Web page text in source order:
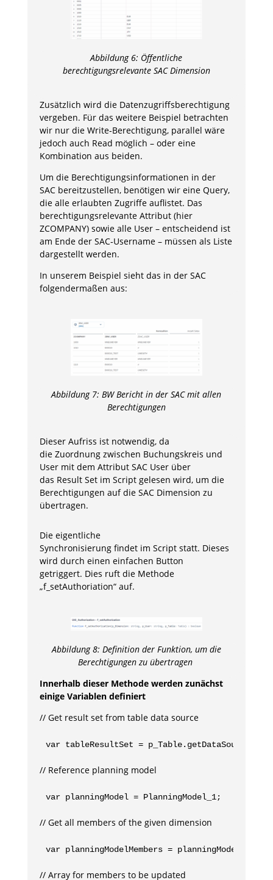
Abbildung 6: Öffentliche
berechtigungsrelevante SAC Dimension
Zusätzlich wird die Datenzugriffsberechtigung
vergeben. Für das weitere Beispiel betrachten
wir nur die Write‑Berechtigung, parallel wäre
jedoch auch Read möglich – oder eine
Kombination aus beiden.
Um die Berechtigungsinformationen in der
SAC bereitzustellen, benötigen wir eine Query,
die alle erlaubten Zugriffe auflistet. Das
berechtigungsrelevante Attribut (hier
ZCOMPANY) sowie alle User – entscheidend ist
am Ende der SAC‑Username – müssen als Liste
dargestellt werden.
In unserem Beispiel sieht das in der SAC
folgendermaßen aus:
Abbildung 7: BW Bericht in der SAC mit allen
Berechtigungen
Dieser Aufriss ist notwendig, da
die Zuordnung zwischen Buchungskreis und
User mit dem Attribut SAC User über
das Result Set im Script gelesen wird, um die
Berechtigungen auf die SAC Dimension zu
übertragen.
Die eigentliche
Synchronisierung findet im Script statt. Dieses
wird durch einen einfachen Button
getriggert. Dies ruft die Methode
„f_setAuthoriation“ auf.
Abbildung8: Definition der Funktion, um die
Berechtigungen zu übertragen
Innerhalb dieser Methode werden zunächst
einige Variablen definiert
// Get result set from table data source
var tableResultSet =
// Reference planning model
var planningModel = PlanningModel_1;
// Get all members of the given dimension
var planningModelMembers =
// Array for members to be updated